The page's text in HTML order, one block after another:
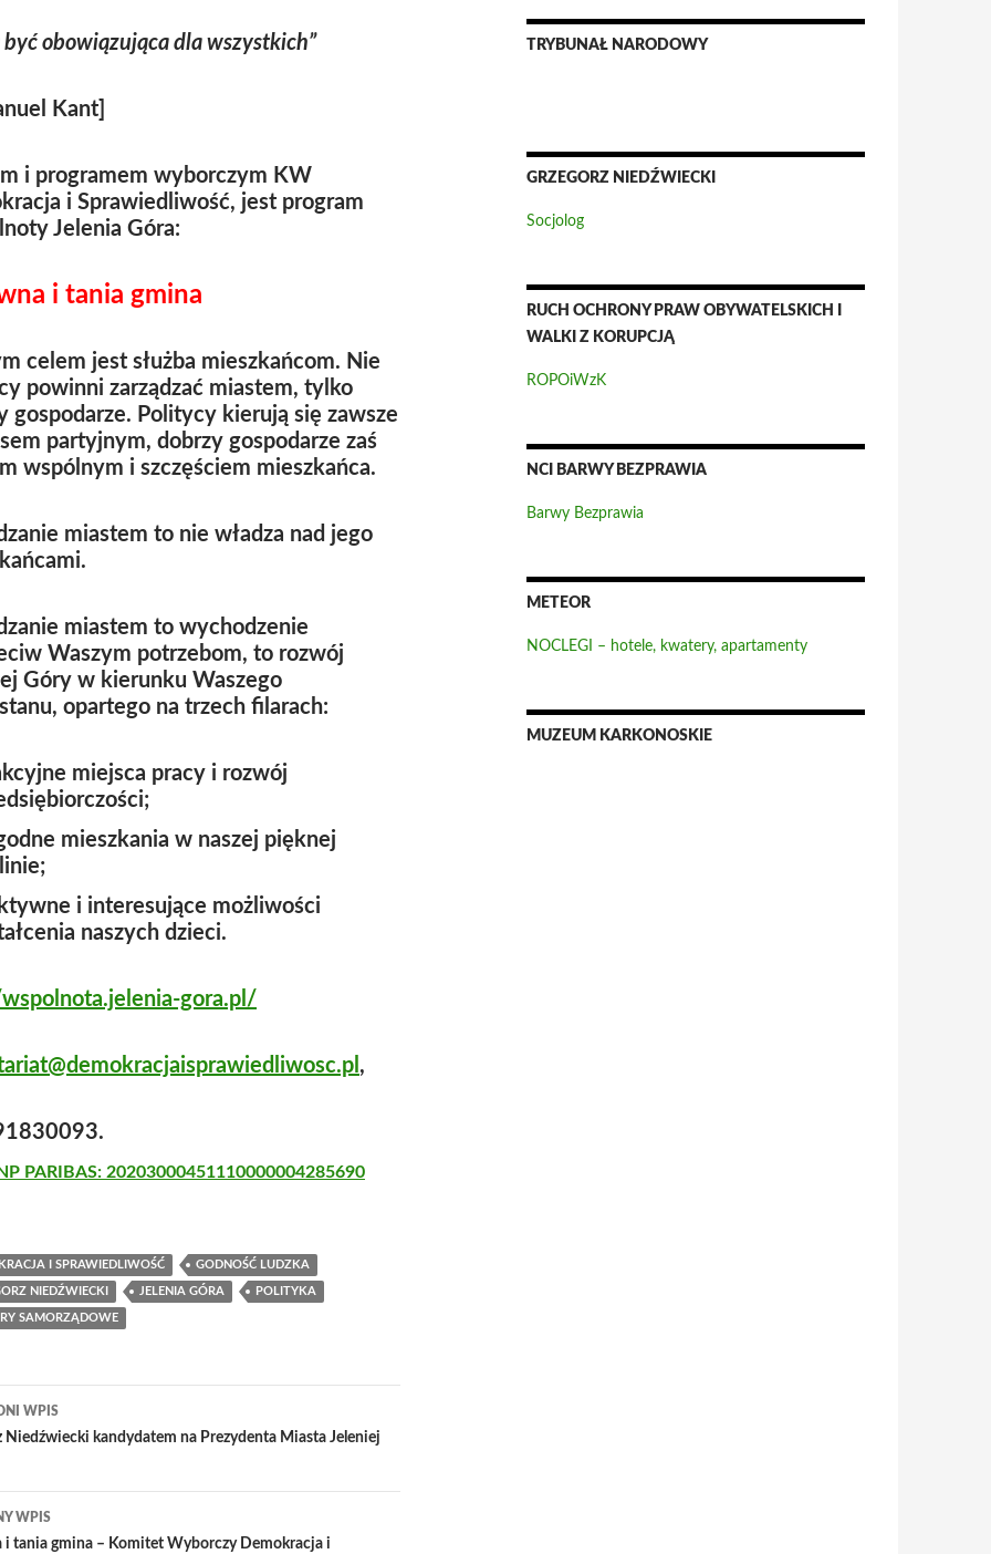
być obowiązująca dla wszystkich”
Kant]
i programem wyborczym KW
i Sprawiedliwość, jest program
Jelenia Góra:
i tania gmina
celem jest służba mieszkańcom. Nie
powinni zarządzać miastem, tylko
gospodarze. Politycy kierują się zawsze
partyjnym, dobrzy gospodarze zaś
wspólnym i szczęściem mieszkańca.
miastem to nie władza nad jego
miastem to wychodzenie
Waszym potrzebom, to rozwój
Góry w kierunku Waszego
opartego na trzech filarach:
miejsca pracy i rozwój
mieszkania w naszej pięknej
i interesujące możliwości
naszych dzieci.
gora.pl/
,
PARIBAS: 20203000451110000004285690
I SPRAWIEDLIWOŚĆ GODNOŚĆ LUDZKA
NIEDŹWIECKI JELENIA GÓRA POLITYKA
SAMORZĄDOWE
WPIS
Niedźwiecki kandydatem na Prezydenta Miasta Jeleniej
WPIS
i tania gmina – Komitet Wyborczy Demokracja i
TRYBUNAŁ NARODOWY
GRZEGORZ NIEDŹWIECKI
Socjolog
RUCH OCHRONY PRAW OBYWATELSKICH I
WALKI Z KORUPCJĄ
ROPOiWzK
NCI BARWY BEZPRAWIA
Barwy Bezprawia
METEOR
NOCLEGI – hotele, kwatery, apartamenty
MUZEUM KARKONOSKIE